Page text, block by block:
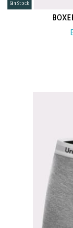
Sin Stock